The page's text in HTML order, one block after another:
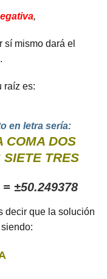
,
sí mismo dará el
raíz es:
en letra sería:
COMA DOS
SIETE TRES
±50.249378
decir que la solución
siendo: